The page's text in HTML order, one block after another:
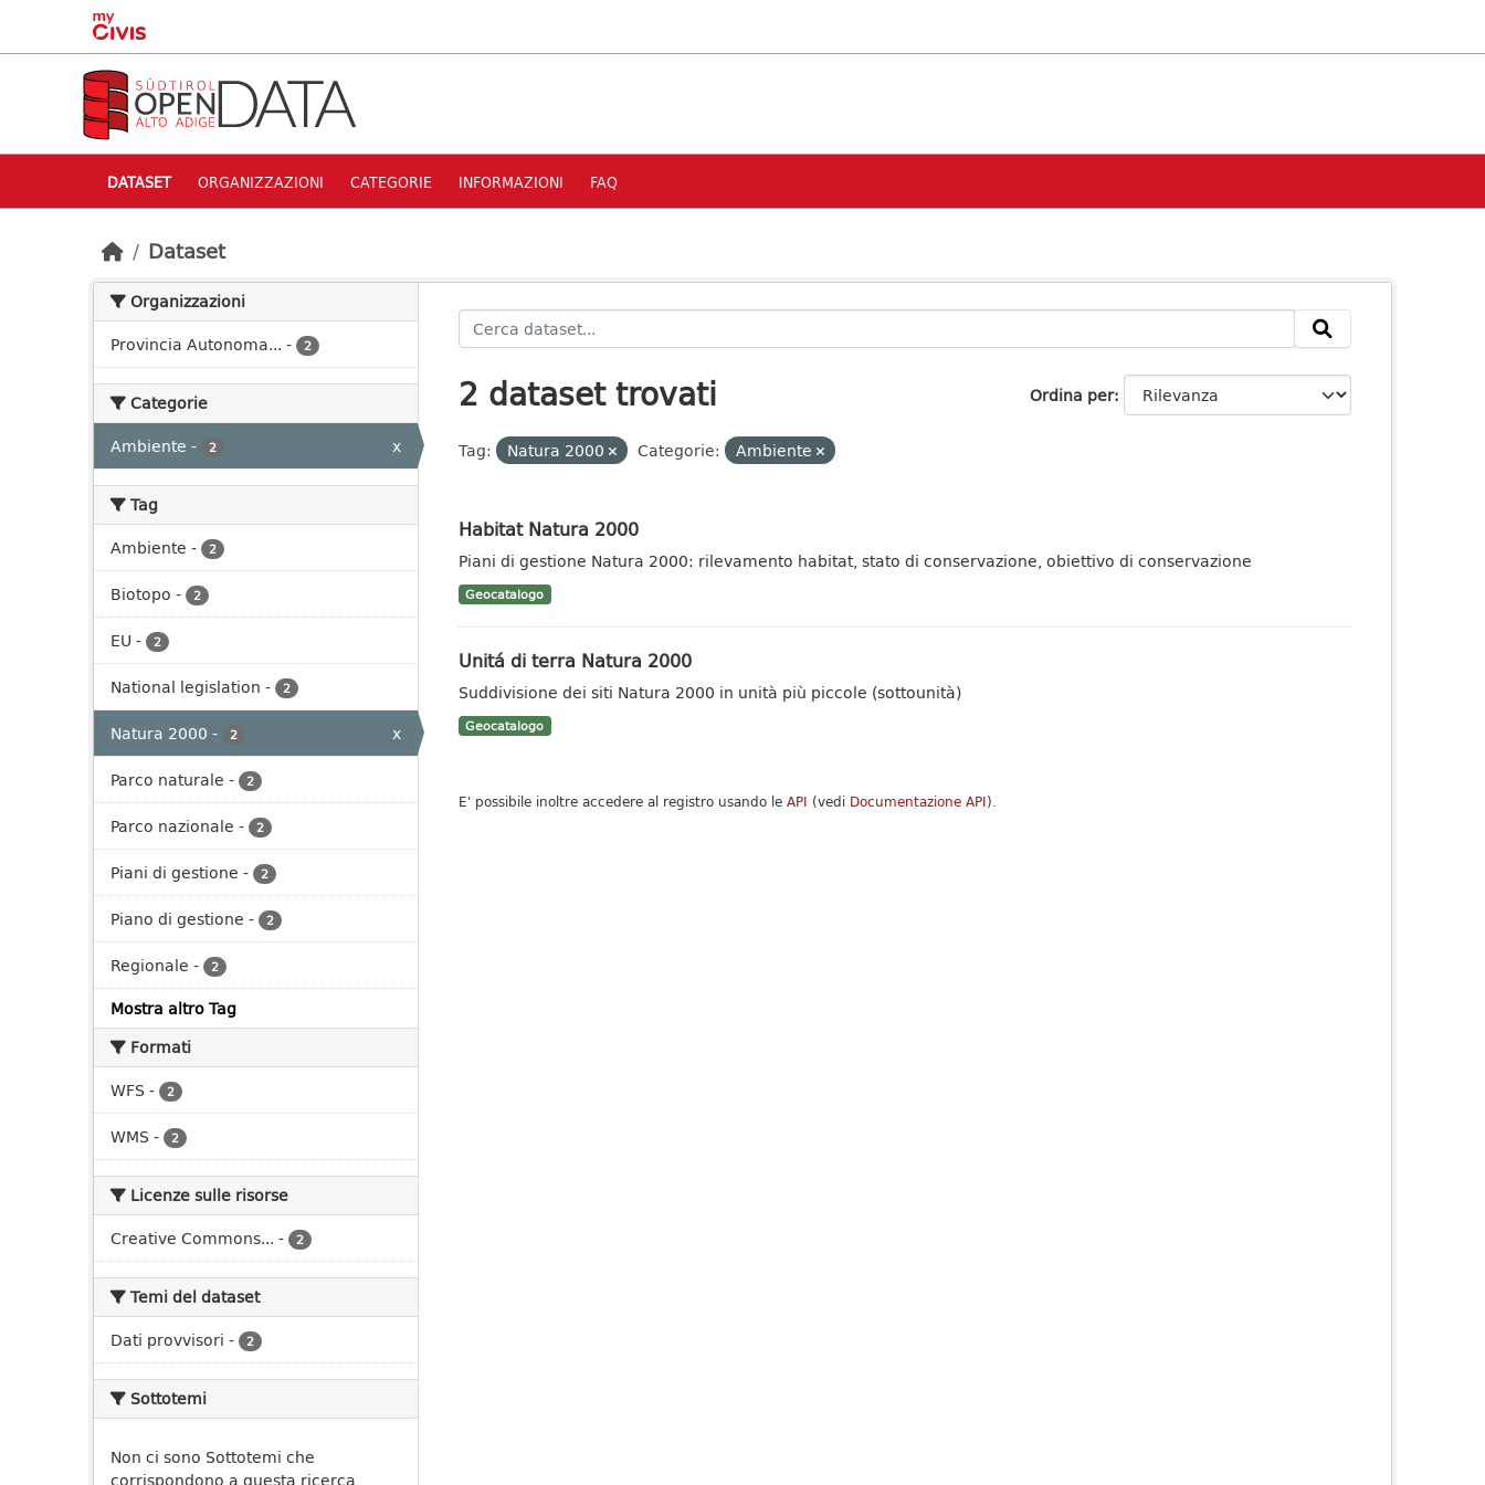
Skip to main content
DATASET ORGANIZZAZIONI CATEGORIE INFORMAZIONI FAQ
Dataset
Organizzazioni
Provincia Autonoma... - 2
Categorie
Ambiente - 2 x
Tag
Ambiente - 2
Biotopo - 2
EU - 2
National legislation - 2
Natura 2000 - 2
x
Parco naturale - 2
Parco nazionale - 2
Piani di gestione - 2
Piano di gestione - 2
Regionale - 2
Mostra altro Tag
Formati
WFS - 2
WMS - 2
Licenze sulle risorse
Creative Commons... - 2
Temi del dataset
Dati provvisori - 2
Sottotemi
Non ci sono Sottotemi che
corrispondono a questa ricerca
Ordina per
2 dataset trovati
Tag: Natura 2000 Categorie: Ambiente
Habitat Natura 2000
Piani di gestione Natura 2000: rilevamento habitat, stato di conservazione, obiettivo di conservazione
Geocatalogo
Unitá di terra Natura 2000
Suddivisione dei siti Natura 2000 in unità più piccole (sottounità)
Geocatalogo
E' possibile inoltre accedere al registro usando le API (vedi Documentazione API).